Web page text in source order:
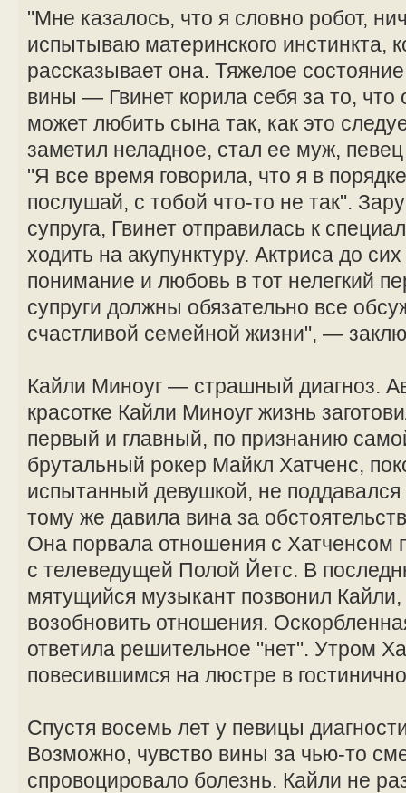
"Мне казалось, что я словно робот,
испытываю материнского инстинкта,
рассказывает она. Тяжелое
вины — Гвинет корила себя за то, что
может любить сына так, как это
заметил неладное, стал ее муж,
"Я все время говорила, что я в
послушай, с тобой что-то не так".
супруга, Гвинет отправилась к
ходить на акупунктуру. Актриса до
понимание и любовь в тот нелегкий
супруги должны обязательно все
счастливой семейной жизни", —
Кайли Миноуг — страшный диагноз.
красотке Кайли Миноуг жизнь
первый и главный, по признанию
брутальный рокер Майкл Хатченс,
испытанный девушкой, не
тому же давила вина за
Она порвала отношения с Хатченсом
с телеведущей Полой Йетс. В
мятущийся музыкант позвонил Кайли,
возобновить отношения.
ответила решительное "нет". Утром
повесившимся на люстре в
Спустя восемь лет у певицы
Возможно, чувство вины за чью-то
спровоцировало болезнь. Кайли не